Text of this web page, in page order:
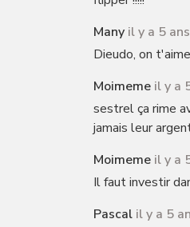
Many il y a 5 ans
Dieudo, on
Moimeme il y a
sestrel ça rime
jamais leur
Moimeme il y a
Il faut investir
Pascal il y a 5